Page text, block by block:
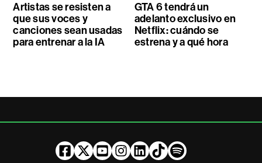
Artistas se resisten a
que sus voces y
canciones sean usadas
para entrenar a la IA
GTA 6 tendrá un
adelanto exclusivo en
Netflix: cuándo se
estrena y a qué hora